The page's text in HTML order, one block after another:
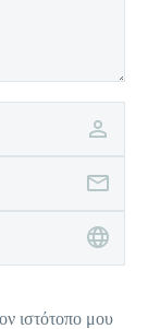
ιστότοπο μου